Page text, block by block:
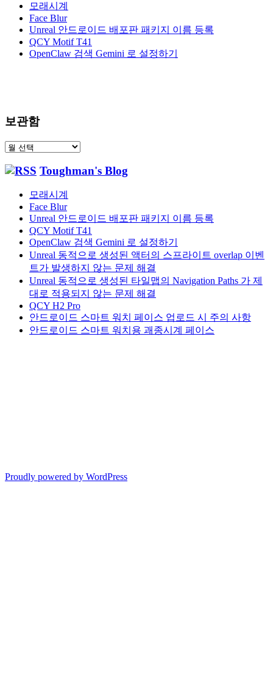
모래시계
Face Blur
Unreal 안드로이드 배포판 패키지 이름 등록
QCY Motif T41
OpenClaw 검색 Gemini 로 설정하기
보관함
보
함
Toughman's Blog
모래시계
Face Blur
Unreal 안드로이드 배포판 패키지 이름 등록
QCY Motif T41
OpenClaw 검색 Gemini 로 설정하기
Unreal 동적으로 생성된 액터의 스프라이트 overlap 이벤
트가 발생하지 않는 문제 해결
Unreal 동적으로 생성된 타일맵의 Navigation Paths 가 제
대로 적용되지 않는 문제 해결
QCY H2 Pro
안드로이드 스마트 워치 페이스 업로드 시 주의 사항
안드로이드 스마트 워치용 괘종시계 페이스
Proudly powered by WordPress